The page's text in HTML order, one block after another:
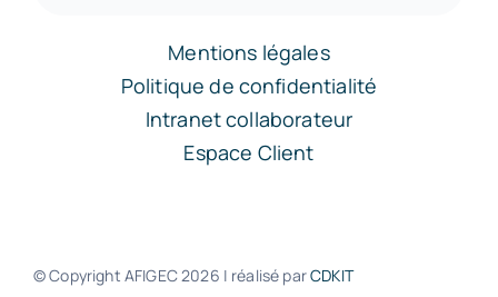
Mentions légales
Politique de confidentialité
Intranet collaborateur
Espace Client
© Copyright AFIGEC2026 | réalisé parCDKIT